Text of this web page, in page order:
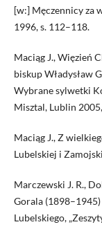
[w:] Męczennicy za
1996, s. 112–118.
Maciąg J., Więzień
biskup Władysław
Wybrane sylwetki
Misztal, Lublin
Maciąg J., Z
Lubelskiej i
Marczewski J. R.,
Gorala
Lubelskiego,